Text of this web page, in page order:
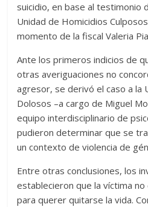
suicidio, en base al testimonio
Unidad de Homicidios
momento de la fiscal Valeria
Ante los primeros indicios de
otras averiguaciones no
agresor, se derivó el caso a la
Dolosos –a cargo de Miguel
equipo interdisciplinario de
pudieron determinar que se
un contexto de violencia de
Entre otras conclusiones, los
establecieron que la víctima
para querer quitarse la vida.